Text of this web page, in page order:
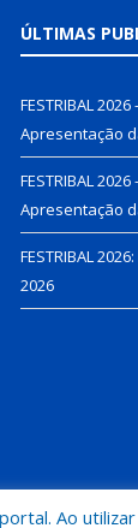
ÚLTIMAS
FESTRIBAL
Apresentação
FESTRIBAL
Apresentação
FESTRIBAL
2026
Ao